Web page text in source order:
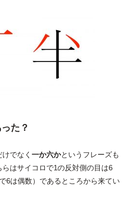
た？
でなく 一か六かというフレーズも
はサイコロで1の反対側の目は6
6は偶数）であるところから来てい